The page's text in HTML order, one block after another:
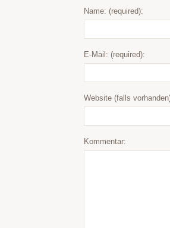
Name: (required):
E-Mail: (required):
Website (falls
Kommentar: